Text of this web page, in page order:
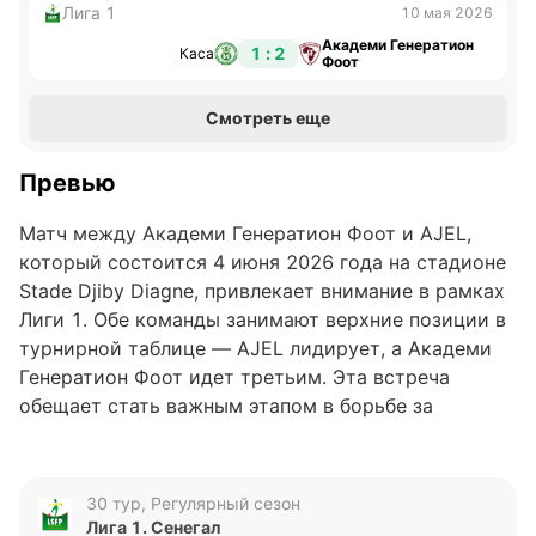
Лига 1 10 мая 2026
Каса 1 : 2
Академи Генератион
Фоот
Смотреть еще
Превью
Матч между Академи Генератион Фоот и AJEL,
который состоится 4 июня 2026 года на стадионе
Stade Djiby Diagne, привлекает внимание в рамках
Лиги 1. Обе команды занимают верхние позиции в
турнирной таблице — AJEL лидирует, а Академи
Генератион Фоот идет третьим. Эта встреча
обещает стать важным этапом в борьбе за
Анализ формы команд
30 тур, Регулярный сезон
Лига 1. Сенегал